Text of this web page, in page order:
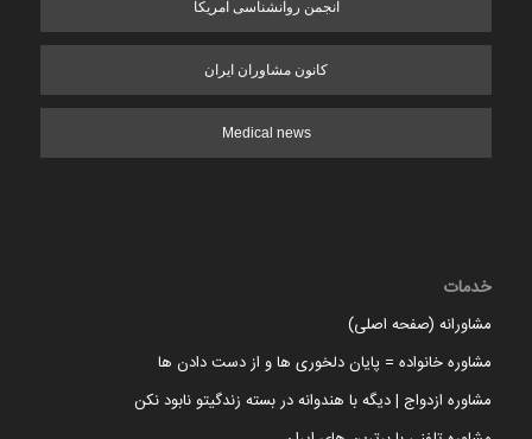
انجمن روانشناسی آمریکا
کانون مشاوران ایران
Medical news
خدمات
مشاورانه (صفحه اصلی)
مشاوره خانواده = پایان دلخوری ها و از دست دادن ها
مشاوره ازدواج | دیگه با هندوانه در بسته زندگیتو نابود نکن